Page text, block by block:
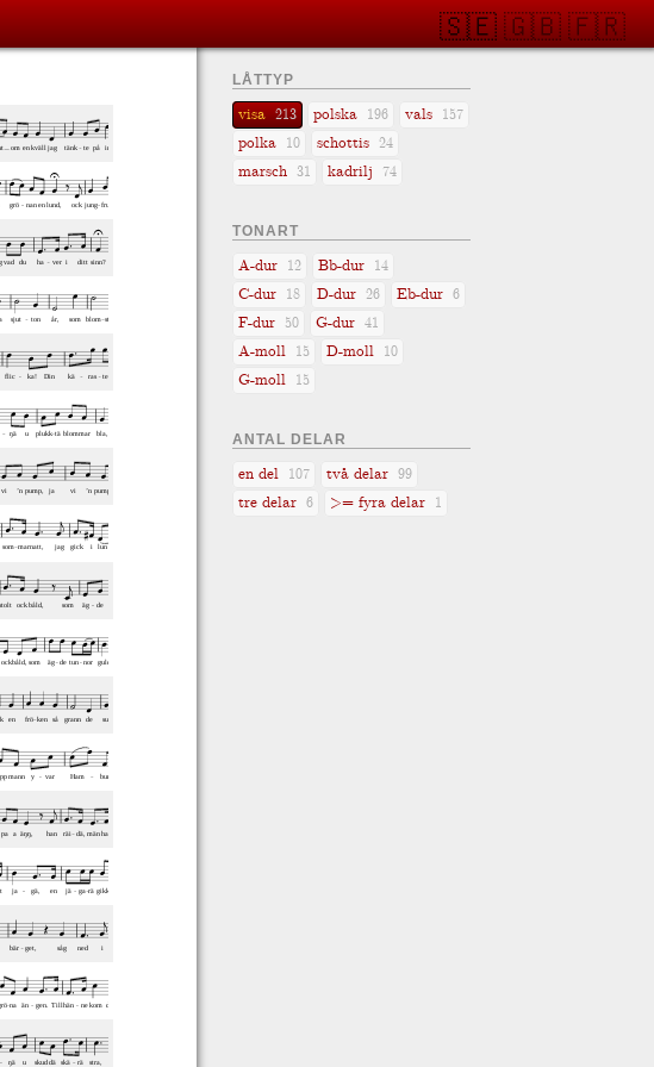
🇸🇪 🇬🇧 🇫🇷
LÅTTYP
visa 213 polska 196 vals 157
polka 10 schottis 24
marsch 31 kadrilj 74
TONART
A-dur 12 Bb-dur 14
C-dur 18 D-dur 26 Eb-dur 6
F-dur 50 G-dur 41
A-moll 15 D-moll 10
G-moll 15
ANTAL DELAR
en del 107 två delar 99
tre delar 6 >= fyra delar 1